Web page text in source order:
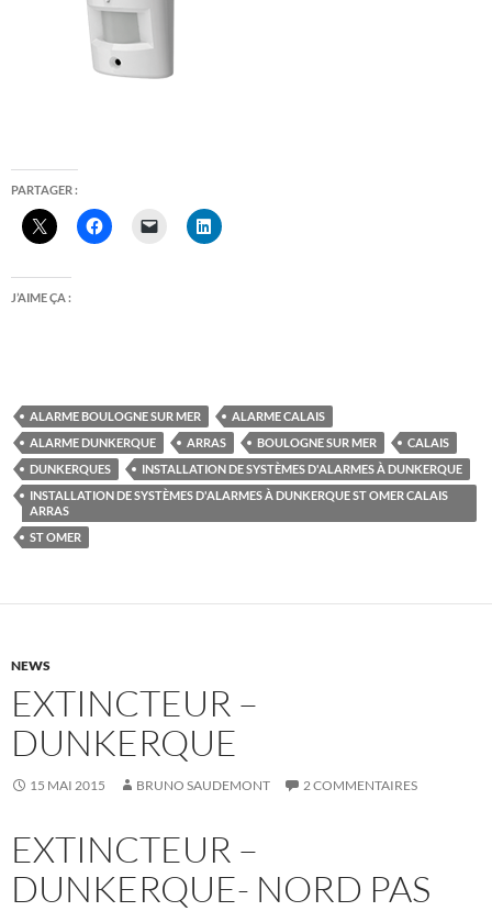
PARTAGER :
J’AIME ÇA :
ALARME BOULOGNE SUR MER
ALARME CALAIS
ALARME DUNKERQUE
ARRAS BOULOGNE SUR MER
CALAIS
DUNKERQUES
INSTALLATION DE SYSTÈMES D'ALARMES À DUNKERQUE
INSTALLATION DE SYSTÈMES D'ALARMES À DUNKERQUE ST OMER CALAIS
ARRAS
ST OMER
NEWS
EXTINCTEUR –
DUNKERQUE
15 MAI 2015 BRUNO SAUDEMONT 2 COMMENTAIRES
EXTINCTEUR –
DUNKERQUE- NORD PAS